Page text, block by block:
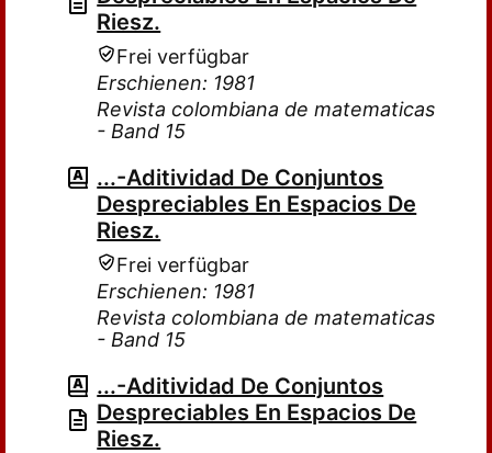
Riesz.
Frei verfügbar
Erschienen: 1981
Revista colombiana de matematicas
- Band 15
...-Aditividad De Conjuntos
Despreciables En Espacios De
Riesz.
Frei verfügbar
Erschienen: 1981
Revista colombiana de matematicas
- Band 15
...-Aditividad De Conjuntos
Despreciables En Espacios De
Riesz.